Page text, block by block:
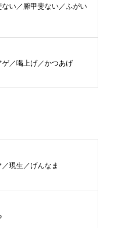
ない／腑甲斐ない／ふがい
ゲ／喝上げ／かつあげ
現生／げんなま